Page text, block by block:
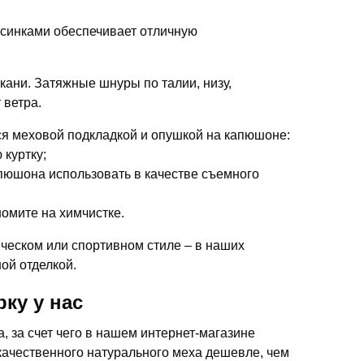
обеспечивает отличную
Затяжные шнуры по талии, низу,
меховой подкладкой и опушкой на капюшоне:
использовать в качестве съемного
на химчистке.
или спортивном стиле – в наших
отделкой.
у нас
счет чего в нашем интернет-магазине
натурального меха дешевле, чем